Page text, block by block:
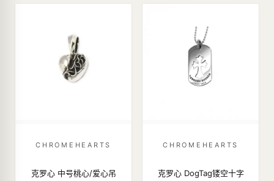
CHROMEHEARTS
克罗心 中号桃心/爱心吊
CHROMEHEARTS
克罗心 DogTag镂空十字